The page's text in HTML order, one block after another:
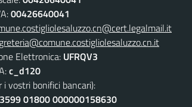
00426640041
Elettronica: UFRQV3
c_d120
i vostri bonifici bancari):
01800 000000158630